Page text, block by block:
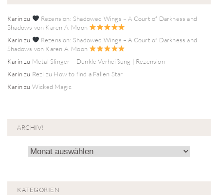
Karinzu
Rezension: Shadowed Wings – A Court of Darkness and
Shadows von Karen A. Moon
Karinzu
Rezension: Shadowed Wings – A Court of Darkness and
Shadows von Karen A. Moon
Karinzu Metal Slinger – Dunkle Verheißung | Rezension
Karinzu Rezi zu How to find a Fallen Star
Karinzu Wicked Magic
ARCHIV!
Archiv!
KATEGORIEN